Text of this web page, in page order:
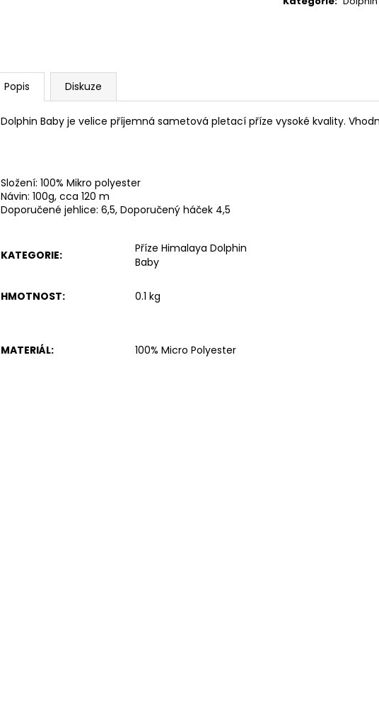
Popis Diskuze
Dolphin Baby je velice příjemná sametová pletací příze vysoké kvality.
Složení: 100% Mikro polyester
Návin: 100g, cca 120 m
Doporučené jehlice: 6,5, Doporučený háček 4,5
KATEGORIE:
Příze Himalaya Dolphin
Baby
HMOTNOST: 0.1 kg
MATERIÁL: 100% Micro Polyester
HIMALAYA DOLPHIN BABY